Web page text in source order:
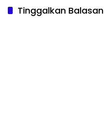
Tinggalkan Balasan